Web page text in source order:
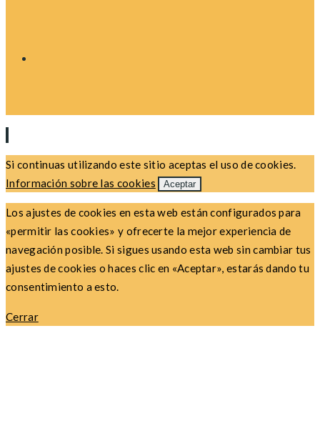
Si continuas utilizando este sitio aceptas el uso de cookies.
Información sobre las cookies
Aceptar
Los ajustes de cookies en esta web están configurados para
«permitir las cookies» y ofrecerte la mejor experiencia de
navegación posible. Si sigues usando esta web sin cambiar tus
ajustes de cookies o haces clic en «Aceptar», estarás dando tu
consentimiento a esto.
Cerrar